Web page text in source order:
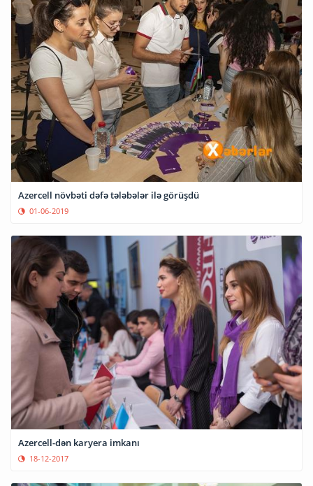
Azercell növbəti dəfə tələbələr ilə görüşdü
01-06-2019
Azercell-dən karyera imkanı
18-12-2017